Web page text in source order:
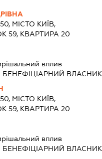
МІСТО КИЇВ,
59, КВАРТИРА 20
вплив
БЕНЕФІЦІАРНИЙ ВЛАСНИК
МІСТО КИЇВ,
59, КВАРТИРА 20
вплив
БЕНЕФІЦІАРНИЙ ВЛАСНИК